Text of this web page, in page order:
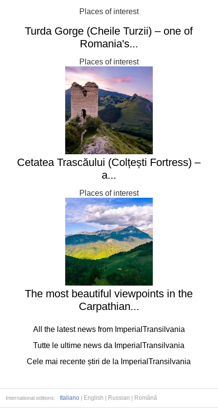
Places of interest
Turda Gorge (Cheile Turzii) – one of
Romania's...
Places of interest
Cetatea Trascăului (Colțești Fortress) –
a...
Places of interest
The most beautiful viewpoints in the
Carpathian...
All the latest news from ImperialTransilvania
Tutte le ultime news da ImperialTransilvania
Cele mai recente știri de la ImperialTransilvania
International editions: Italiano| English | Russian | Română